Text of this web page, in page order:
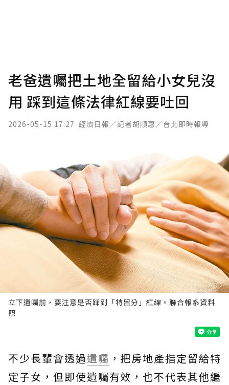
老爸遺囑把土地全留給小女兒沒
用 踩到這條法律紅線要吐回
2026-05-15 17:27 經濟日報／記者胡順惠／台北即時報導
立下遺囑前，要注意是否踩到「特留分」紅線。聯合報系資料
照
不少長輩會透過遺囑 ，把房地產指定留給特
定子女，但即使遺囑有效，也不代表其他繼